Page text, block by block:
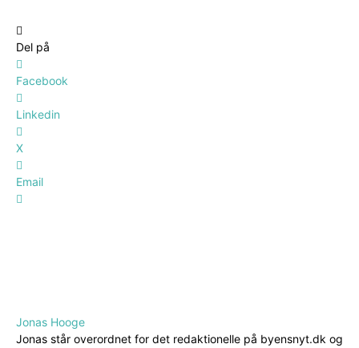
Del på
Facebook
Linkedin
X
Email
Jonas Hooge
Jonas står overordnet for det redaktionelle på byensnyt.dk og